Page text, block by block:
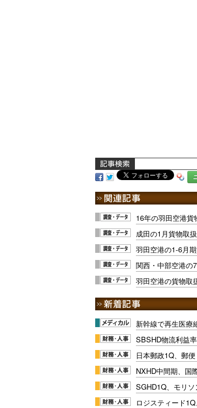
16年の羽田空港
成田の1月貨物取
羽田空港の1-6月
関西・中部空港の
羽田空港の貨物取
新幹線で再生医療
SBSHD物流利益
日本郵政1Q、郵
NXHD中間期、国
SGHD1Q、モリ
ロジスティード